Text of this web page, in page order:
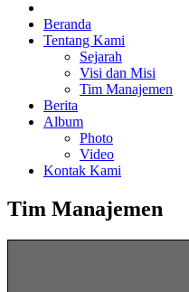
Beranda
Tentang Kami
Sejarah
Visi dan Misi
Tim Manajemen
Berita
Album
Photo
Video
Kontak Kami
Tim Manajemen